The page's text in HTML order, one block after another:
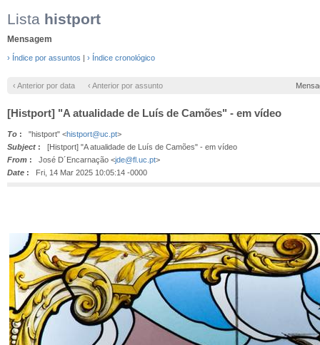
Lista histport
Mensagem
› Índice por assuntos | › Índice cronológico
‹ Anterior por data ‹ Anterior por assunto
[Histport] "A atualidade de Luís de Camões" - em vídeo
To : "histport" <histport@uc.pt>
Subject : [Histport] "A atualidade de Luís de Camões" - em vídeo
From : José D´Encarnação <jde@fl.uc.pt>
Date : Fri, 14 Mar 2025 10:05:14 -0000